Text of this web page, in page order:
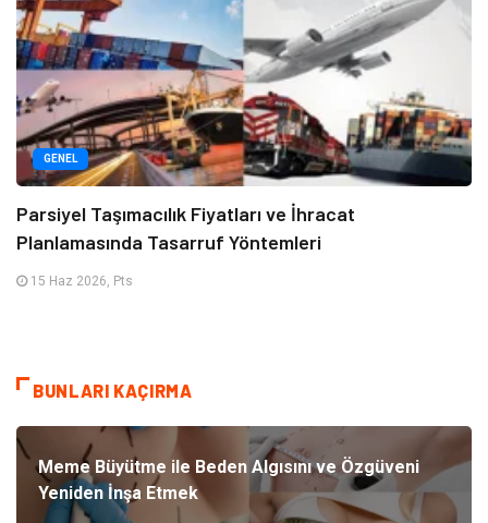
GENEL
Parsiyel Taşımacılık Fiyatları ve İhracat
Planlamasında Tasarruf Yöntemleri
15 Haz 2026, Pts
BUNLARI KAÇIRMA
Meme Büyütme ile Beden Algısını ve Özgüveni
Yeniden İnşa Etmek